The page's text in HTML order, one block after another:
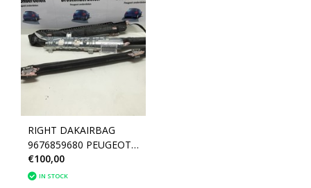
RIGHT DAKAIRBAG
9676859680 PEUGEOT
308 SW (8338U7)
€100,00
IN STOCK